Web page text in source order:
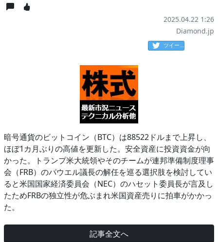
2025.04.22 1:26
Diamond.jp
ツイート
暗号通貨のビットコイン（BTC）は88522ドルまで上昇し、
ほぼ1カ月ぶりの高値を更新した。安全資産に投資資金が向
かった。トランプ米大統領やそのチームが連邦準備制度理事
会（FRB）のパウエル議長の解任を巡る選択肢を検討してい
ると米国国家経済委員会（NEC）のハセット委員長が言及し
たためFRBの独立性が危ぶまれ米国資産売りに拍車がかかっ
た。
記事全文へ